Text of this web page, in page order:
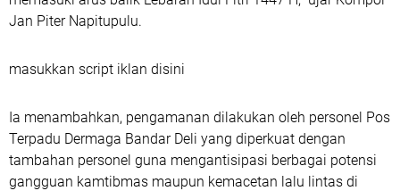
Jan Piter Napitupulu.
masukkan script iklan disini
Ia menambahkan, pengamanan dilakukan oleh personel Pos
Terpadu Dermaga Bandar Deli yang diperkuat dengan
tambahan personel guna mengantisipasi berbagai potensi
gangguan kamtibmas maupun kemacetan lalu lintas di